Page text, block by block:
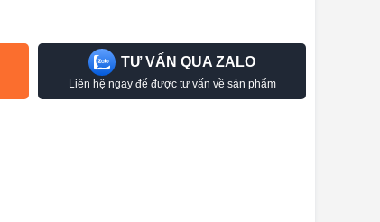
TƯ VẤN QUA ZALO
Liên hệ ngay để được tư vấn về sản phẩm